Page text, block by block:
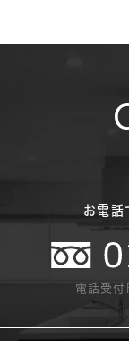
お電話
電話受